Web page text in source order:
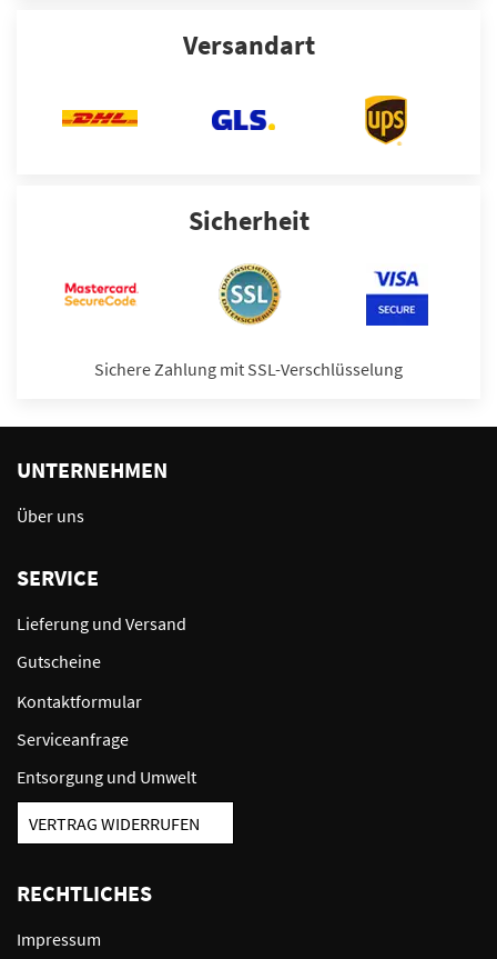
Versandart
Sicherheit
Sichere Zahlung mit SSL-Verschlüsselung
UNTERNEHMEN
Über uns
SERVICE
Lieferung und Versand
Gutscheine
Kontaktformular
Serviceanfrage
Entsorgung und Umwelt
VERTRAG WIDERRUFEN
RECHTLICHES
Impressum